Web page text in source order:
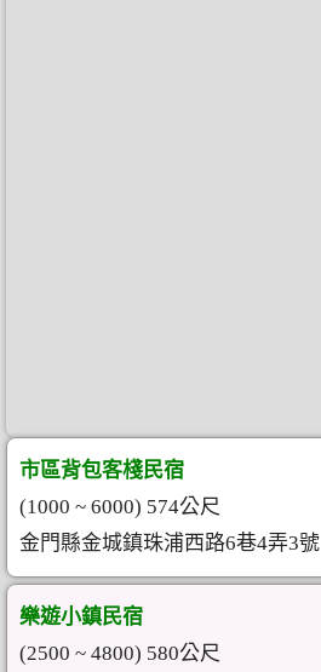
市區背包客棧民宿
(1000 ~ 6000) 574公尺
金門縣金城鎮珠浦西路6巷4弄3號
樂遊小鎮民宿
(2500 ~ 4800) 580公尺